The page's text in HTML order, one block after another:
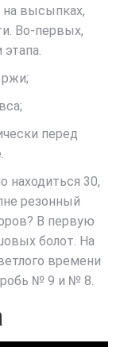
высыпках,
Во-первых,
перед
находиться 30,
резонный
В первую
болот. На
времени
№ 9 и № 8.